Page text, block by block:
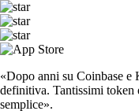
«Dopo anni su Coinbase e
definitiva. Tantissimi token
semplice».